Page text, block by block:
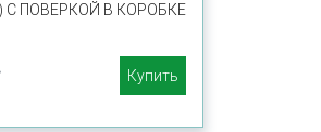
С ПОВЕРКОЙ В КОРОБКЕ
Купить